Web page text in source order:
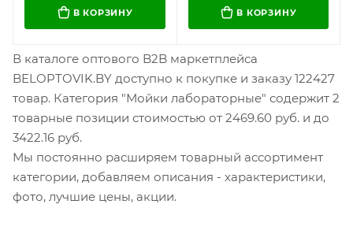
В КОРЗИНУ В КОРЗИНУ
В каталоге оптового B2B маркетплейса
BELOPTOVIK.BY доступно к покупке и заказу 122427
товар. Категория "Мойки лабораторные" содержит 2
товарные позиции стоимостью от 2469.60 руб. и до
3422.16 руб.
Мы постоянно расширяем товарный ассортимент
категории, добавляем описания - характеристики,
фото, лучшие цены, акции.